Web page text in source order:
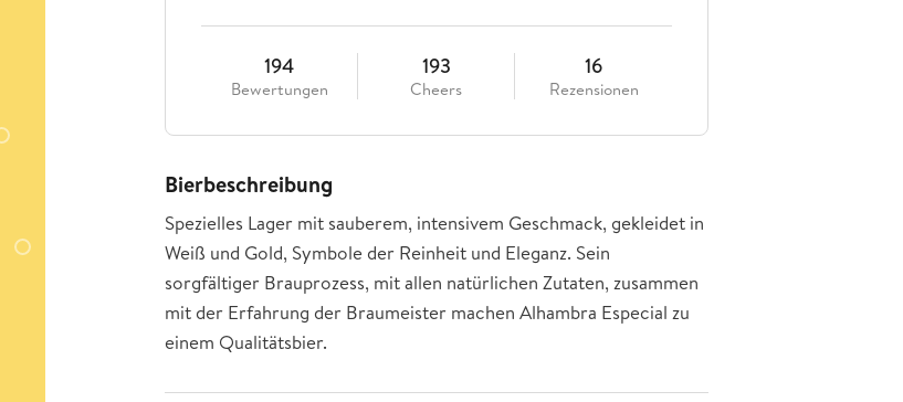
194
Bewertungen
193
Cheers
16
Rezensionen
Bierbeschreibung
Spezielles Lager mit sauberem, intensivem Geschmack, gekleidet in
Weiß und Gold, Symbole der Reinheit und Eleganz. Sein
sorgfältiger Brauprozess, mit allen natürlichen Zutaten, zusammen
mit der Erfahrung der Braumeister machen Alhambra Especial zu
einem Qualitätsbier.